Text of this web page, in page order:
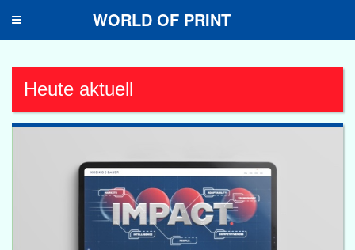
Toggle
WORLD OF PRINT
Heute aktuell